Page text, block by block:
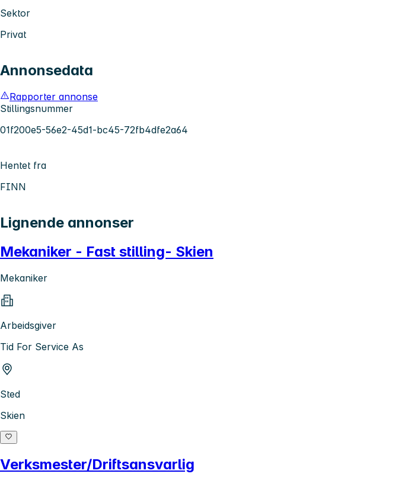
Sektor
Privat
Annonsedata
Rapporter annonse
Stillingsnummer
01f200e5-56e2-45d1-bc45-72fb4dfe2a64
Hentet fra
FINN
Lignende annonser
Mekaniker - Fast stilling- Skien
Mekaniker
Arbeidsgiver
Tid For Service As
Sted
Skien
Verksmester/Driftsansvarlig